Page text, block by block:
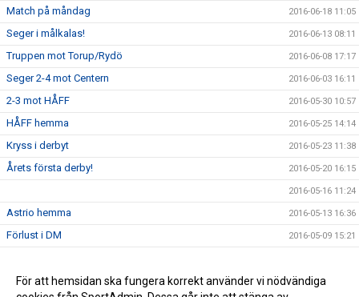
Match på måndag 2016-06-18 11:05
Seger i målkalas! 2016-06-13 08:11
Truppen mot Torup/Rydö 2016-06-08 17:17
Seger 2-4 mot Centern 2016-06-03 16:11
2-3 mot HÅFF 2016-05-30 10:57
HÅFF hemma 2016-05-25 14:14
Kryss i derbyt 2016-05-23 11:38
Årets första derby! 2016-05-20 16:15
2016-05-16 11:24
Astrio hemma 2016-05-13 16:36
Förlust i DM 2016-05-09 15:21
Getinge borta 2016-05-04 14:12
För att hemsidan ska fungera korrekt använder vi nödvändiga